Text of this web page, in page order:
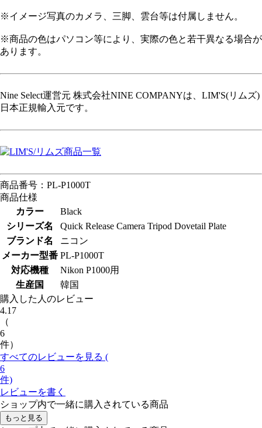
※イメージ写真のカメラ、三脚、雲台等は付属しません。
※商品の色はパソコン等により、実際の色と若干異なる場合が
あります。
Nine Select運営元 株式会社NINE COMPANYは、LIM'S(リムズ)
日本正規輸入元です。
商品番号：PL-P1000T
商品仕様
カラー
Black
シリーズ名
Quick Release Camera Tripod Dovetail Plate
ブランド名
ニコン
メーカー型番 PL-P1000T
対応機種
Nikon P1000用
生産国
韓国
購入した人のレビュー
4.17
（
6
件）
すべてのレビューを見る (
6
件)
レビューを書く
ショップ内で一緒に購入されている商品
もっと見る